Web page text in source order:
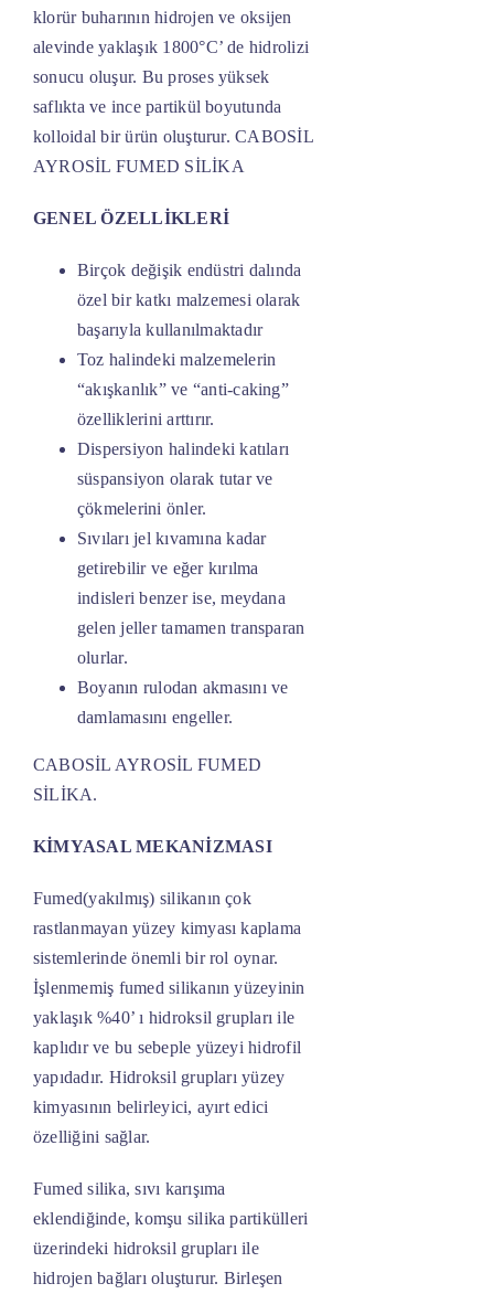
klorür buharının hidrojen ve oksijen
alevinde yaklaşık 1800°C’ de hidrolizi
sonucu oluşur. Bu proses yüksek
saflıkta ve ince partikül boyutunda
kolloidal bir ürün oluşturur. CABOSİL
AYROSİL FUMED SİLİKA
GENEL ÖZELLİKLERİ
Birçok değişik endüstri dalında
özel bir katkı malzemesi olarak
başarıyla kullanılmaktadır
Toz halindeki malzemelerin
“akışkanlık” ve “anti-caking”
özelliklerini arttırır.
Dispersiyon halindeki katıları
süspansiyon olarak tutar ve
çökmelerini önler.
Sıvıları jel kıvamına kadar
getirebilir ve eğer kırılma
indisleri benzer ise, meydana
gelen jeller tamamen transparan
olurlar.
Boyanın rulodan akmasını ve
damlamasını engeller.
CABOSİL AYROSİL FUMED
SİLİKA.
KİMYASAL MEKANİZMASI
Fumed(yakılmış) silikanın çok
rastlanmayan yüzey kimyası kaplama
sistemlerinde önemli bir rol oynar.
İşlenmemiş fumed silikanın yüzeyinin
yaklaşık %40’ ı hidroksil grupları ile
kaplıdır ve bu sebeple yüzeyi hidrofil
yapıdadır. Hidroksil grupları yüzey
kimyasının belirleyici, ayırt edici
özelliğini sağlar.
Fumed silika, sıvı karışıma
eklendiğinde, komşu silika partikülleri
üzerindeki hidroksil grupları ile
hidrojen bağları oluşturur. Birleşen